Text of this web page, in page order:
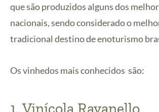
que são produzidos alguns dos
nacionais, sendo considerado o
tradicional destino de enoturismo
Os vinhedos mais conhecidos são: